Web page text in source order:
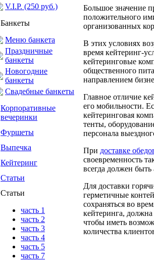
V.I.P. (250 руб.)
Банкеты
Меню банкета
Праздничные
банкеты
Новогодние
банкеты
Свадебные банкеты
Корпоративные
вечеринки
Фуршеты
Выпечка
Кейтеринг
Статьи
Статьи
часть 1
часть 2
часть 3
часть 4
часть 5
часть 7
Большое значение
положительного
организованных
В этих условиях
время кейтеринг-
кейтеринговые
общественного
направлением
Главное отличие
его мобильности.
кейтеринговая
тенты,
персонала
При доставке
своевременность
всегда должен
Для доставки
герметичные
сохраняться во
кейтеринга,
чтобы иметь
количества